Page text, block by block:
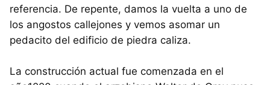
referencia. De repente, damos la vuelta a uno de
los angostos callejones y vemos asomar un
pedacito del edificio de piedra caliza.
La construcción actual fue comenzada en el